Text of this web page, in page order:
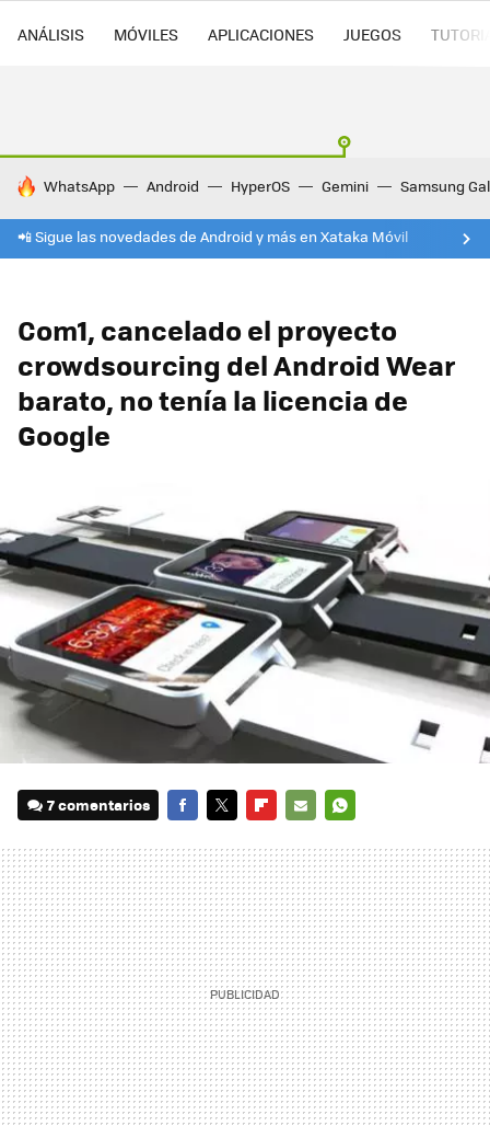
ANÁLISIS MÓVILES APLICACIONES JUEGOS
HOY SE HABLA DE
WhatsApp Android HyperOS Gemini Samsung
📲 Sigue las novedades de Android y más en Xataka Móvil
Com1, cancelado el proyecto
crowdsourcing del Android Wear
barato, no tenía la licencia de
Google
7 comentarios
MAIL